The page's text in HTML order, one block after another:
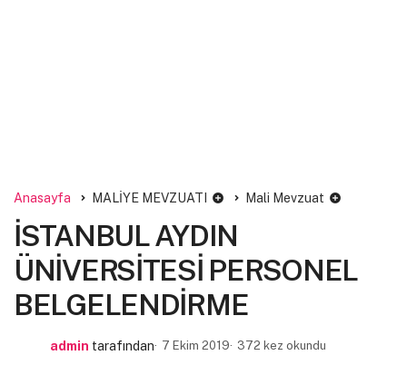
Anasayfa MALİYE MEVZUATI Mali Mevzuat
İSTANBUL AYDIN
ÜNİVERSİTESİ PERSONEL
BELGELENDİRME
admin tarafından 7 Ekim 2019 372 kez okundu